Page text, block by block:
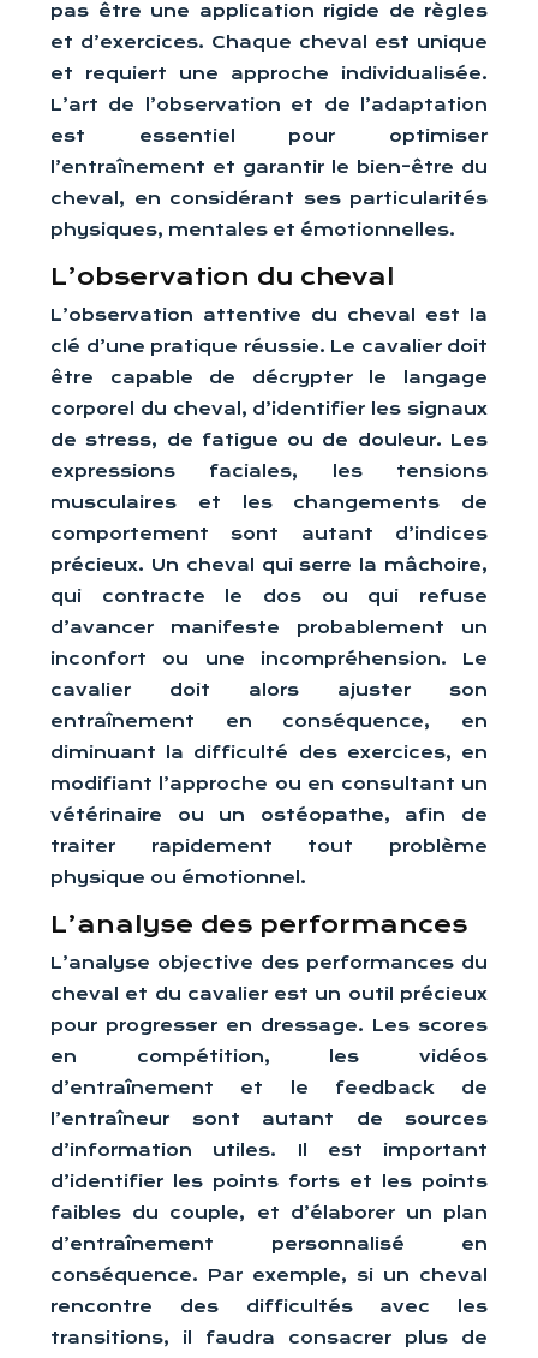
pas être une application rigide de règles
et d’exercices. Chaque cheval est unique
et requiert une approche individualisée.
L’art de l’observation et de l’adaptation
est essentiel pour optimiser
l’entraînement et garantir le bien-être du
cheval, en considérant ses particularités
physiques, mentales et émotionnelles.
L’observation du cheval
L’observation attentive du cheval est la
clé d’une pratique réussie. Le cavalier doit
être capable de décrypter le langage
corporel du cheval, d’identifier les signaux
de stress, de fatigue ou de douleur. Les
expressions faciales, les tensions
musculaires et les changements de
comportement sont autant d’indices
précieux. Un cheval qui serre la mâchoire,
qui contracte le dos ou qui refuse
d’avancer manifeste probablement un
inconfort ou une incompréhension. Le
cavalier doit alors ajuster son
entraînement en conséquence, en
diminuant la difficulté des exercices, en
modifiant l’approche ou en consultant un
vétérinaire ou un ostéopathe, afin de
traiter rapidement tout problème
physique ou émotionnel.
L’analyse des performances
L’analyse objective des performances du
cheval et du cavalier est un outil précieux
pour progresser en dressage. Les scores
en compétition, les vidéos
d’entraînement et le feedback de
l’entraîneur sont autant de sources
d’information utiles. Il est important
d’identifier les points forts et les points
faibles du couple, et d’élaborer un plan
d’entraînement personnalisé en
conséquence. Par exemple, si un cheval
rencontre des difficultés avec les
transitions, il faudra consacrer plus de